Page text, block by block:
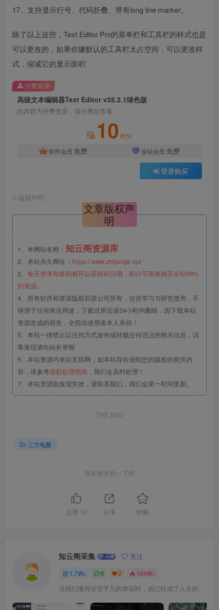
17、支持显示行号、代码折叠、带有long line marker。
除了以上这些，Text Editor Pro的菜单栏和工具栏的样式也是
可以更改的，如果你嫌默认的工具栏太占空间，可以更改样
式，缩减它的显示面积
高级文本编辑器Text Editor v35.2.1绿色版
此内容为付费资源，请付费后查看
10 积分
软件会员 免费 全站会员 免费
登录购买
付费资源
© 版权声明
文章版权声
明
1、本网站名称： 知云阁资源库
2、本站永久网址： https://www.zhiyunge.xyz
3、 每天登录和签到都可以获得积分哦，积分可用来购买全站99%
的资源。
4、所有软件和资源版权归原公司所有，仅供学习与研究使用，不
得用于任何商业用途，下载试用后请24小时内删除，因下载本站
资源造成的损失，全部由使用者本人承担！
5、本站一律禁止以任何方式发布或转载任何违法的相关信息，访
客发现请向站长举报
6、本站资源均来自互联网，如本站存在侵犯您的版权的相关内
容，请参考侵权处理指南 ，我们会及时处理！
7、本站资源如发现失效，请联系我们，我们会第一时间更新。
THE END
三方电脑
喜欢就支持一下吧
点赞 12 分享 收藏
知云阁采集 关注
1.7W+ 0 2 104W+
当我们懂得珍惜平凡的幸福时，就已经成了人生的赢家